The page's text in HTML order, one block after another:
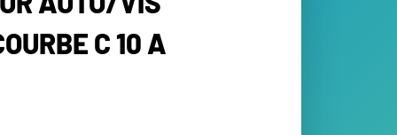
C 10 A